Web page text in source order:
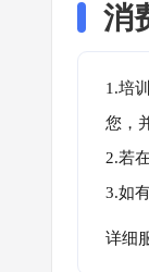
消
1.培
您，
2.若
3.如
详细